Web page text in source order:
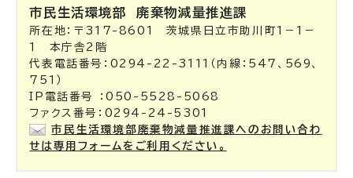
市民生活環境部廃棄物減量推進課
所在地：〒317-8601 茨城県日立市助川町1－1－
1 本庁舎2階
代表電話番号：0294-22-3111（内線：547、569、
751）
IP電話番号 ：050-5528-5068
ファクス番号：0294-24-5301
市民生活環境部廃棄物減量推進課へのお問い合わ
せは専用フォームをご利用ください。